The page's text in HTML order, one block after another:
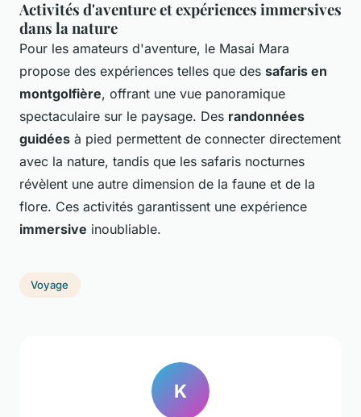
Activités d'aventure et expériences immersives
dans la nature
Pour les amateurs d'aventure, le Masai Mara
propose des expériences telles que des safaris en
montgolfière, offrant une vue panoramique
spectaculaire sur le paysage. Des randonnées
guidées à pied permettent de connecter directement
avec la nature, tandis que les safaris nocturnes
révèlent une autre dimension de la faune et de la
flore. Ces activités garantissent une expérience
immersive inoubliable.
Voyage
K